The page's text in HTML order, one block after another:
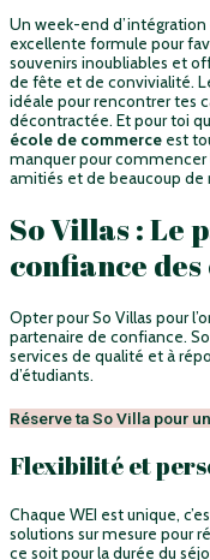
Un week-end
excellente formule pour
souvenirs inoubliables et
de fête et de convivialité.
idéale pour rencontrer tes
décontractée. Et pour toi
école de commerce est
manquer pour commencer
amitiés et de beaucoup de
So Villas : Le
confiance
Opter pour So Villas pour
partenaire de confiance.
services de qualité et à
d’étudiants.
Réserve ta So Villa pour
Flexibilité et
Chaque WEI est unique,
solutions sur mesure pour
ce soit pour la durée du